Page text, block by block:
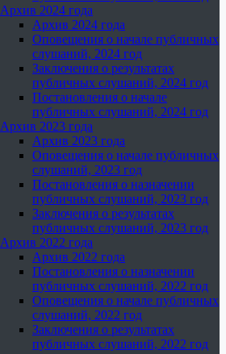
Архив 2024 года
Архив 2024 года
Оповещения о начале публичных
слушаний, 2024 год
Заключения о результатах
публичных слушаний, 2024 год
Постановления о начале
публичных слушаний, 2024 год
Архив 2023 года
Архив 2023 года
Оповещения о начале публичных
слушаний, 2023 год
Постановления о назначении
публичных слушаний, 2023 год
Заключения о результатах
публичных слушаний, 2023 год
Архив 2022 года
Архив 2022 года
Постановления о назначении
публичных слушаний, 2022 год
Оповещения о начале публичных
слушаний, 2022 год
Заключения о результатах
публичных слушаний, 2022 год